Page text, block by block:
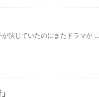
演じていたのにまたドラマか ...